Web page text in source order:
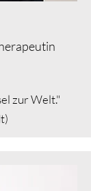
zur Welt."